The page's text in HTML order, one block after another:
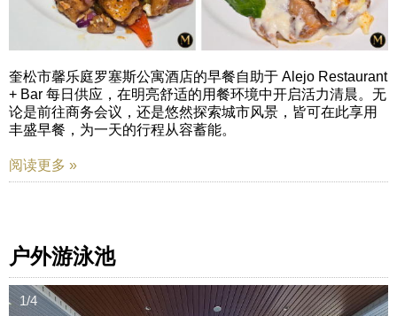
奎松市馨乐庭罗塞斯公寓酒店的早餐自助于 Alejo Restaurant
+ Bar 每日供应，在明亮舒适的用餐环境中开启活力清晨。无
论是前往商务会议，还是悠然探索城市风景，皆可在此享用
丰盛早餐，为一天的行程从容蓄能。
阅读更多 »
户外游泳池
1/4